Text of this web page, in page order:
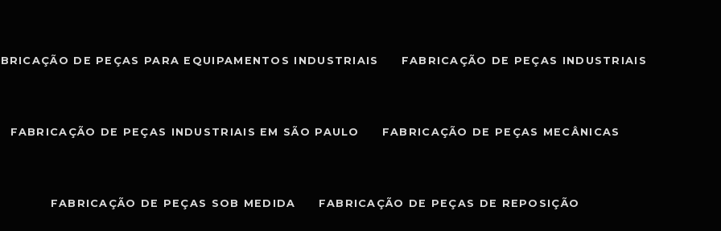
DE PEÇAS PARA EQUIPAMENTOS INDUSTRIAIS FABRICAÇÃO DE PEÇAS INDUSTRIAIS
FABRICAÇÃO DE PEÇAS INDUSTRIAIS EM SÃO PAULO FABRICAÇÃO DE PEÇAS MECÂNICAS
FABRICAÇÃO DE PEÇAS SOB MEDIDA FABRICAÇÃO DE PEÇAS DE REPOSIÇÃO